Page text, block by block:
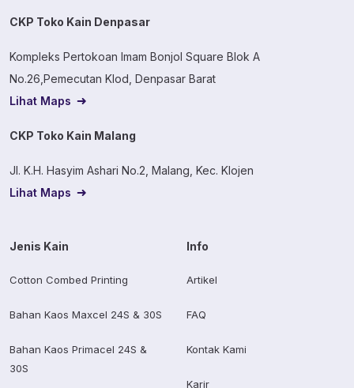
CKP Toko Kain Denpasar
Kompleks Pertokoan Imam Bonjol Square Blok A
No.26,Pemecutan Klod, Denpasar Barat
Lihat Maps
CKP Toko Kain Malang
Jl. K.H. Hasyim Ashari No.2, Malang, Kec. Klojen
Lihat Maps
Jenis Kain
Cotton Combed Printing
Bahan Kaos Maxcel 24S & 30S
Bahan Kaos Primacel 24S &
30S
Info
Artikel
FAQ
Kontak Kami
Karir